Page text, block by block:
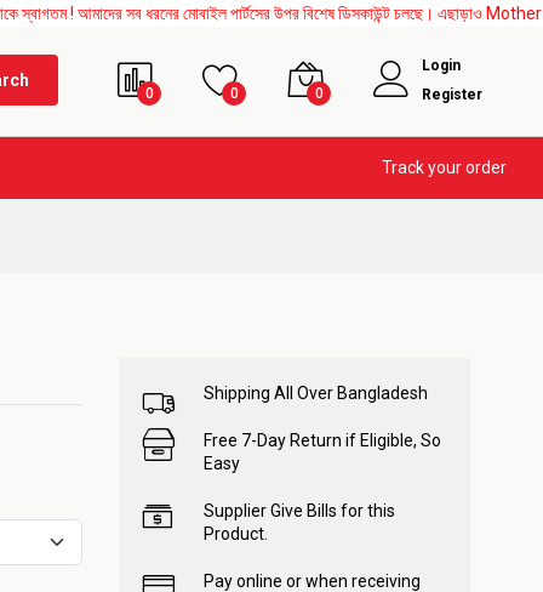
সব ধরনের মোবাইল পার্টসের উপর বিশেষ ডিসকাউন্ট চলছে। এছাড়াও Mother Board,
0 0 0
Login
Register
Track your order
Shipping All Over Bangladesh
Free 7-Day Return if Eligible, So
Easy
Supplier Give Bills for this
Product.
Pay online or when receiving